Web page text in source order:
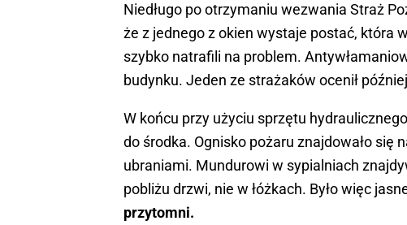
Niedługo po otrzymaniu wezwania Straż
że z jednego z okien wystaje postać, która
szybko natrafili na problem.
budynku. Jeden ze strażaków ocenił
W końcu przy użyciu sprzętu
do środka. Ognisko pożaru znajdowało się
ubraniami. Mundurowi w sypialniach
pobliżu drzwi, nie w łóżkach. Było więc
przytomni.